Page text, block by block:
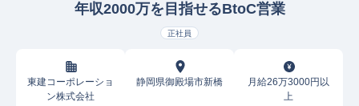
年収2000万を目指せるBtoC営業
正社員
東建コーポレーショ
ン株式会社
静岡県御殿場市新橋
月給26万3000円以
上